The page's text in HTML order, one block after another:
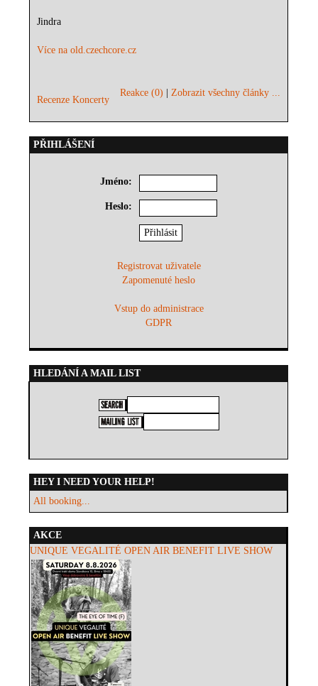
Jindra
Více na old.czechcore.cz
Recenze Koncerty
Reakce (0) |Zobrazit všechny články ...
PŘIHLÁŠENÍ
Jméno:
Heslo:
Registrovat uživatele
Zapomenuté heslo
Vstup do administrace
GDPR
HLEDÁNÍ A MAIL LIST
HEY I NEED YOUR HELP!
All booking...
AKCE
UNIQUE VEGALITÉ OPEN AIR BENEFIT LIVE SHOW